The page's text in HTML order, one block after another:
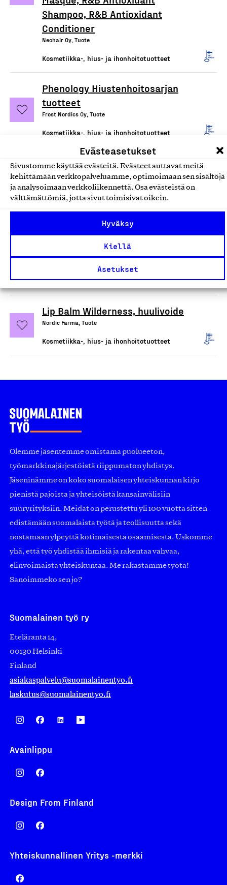
Evästeasetukset
Sivustomme käyttää evästeitä. Evästeet auttavat meitä
kehittämään verkkopalveluamme, optimoimaan sen sisältöjä
ja analysoimaan verkkoliikennettä. Osa evästeistä on
välttämättömiä, jotta sivut toimisivat oikein.
Hyväksy
Kiellä
Asetukset
Shampoo, R&B Antioxidant
Conditioner
Neohair Oy, Tuote
Kosmetiikka-, hius- ja ihonhoitotuotteet
Phenology Hiustenhoitosarjan
tuotteet
Frost Nordics Oy, Tuote
Kosmetiikka-, hius- ja ihonhoitotuotteet
Balance Shampoo Bar,
palashampoo
Nordic Farma, Tuote
Balance Conditioner Bar,
Kosmetiikka-, hius- ja ihonhoitotuotteet
Lip Balm Wilderness, huulivoide
Nordic Farma, Tuote
Kosmetiikka-, hius- ja ihonhoitotuotteet
Olemme jäsentemme omistama puolueeton,
työmarkkinajärjestöistä riippumaton yhdistys.
Jäseninämme on koko suomalaisen yhteiskunnan kirjo
pienistä pajoista ja yhteisöistä kansainvälisiin
suuryrityksiin. Meidät on perustettu yli 100 vuotta sitten
edistämään suomalaista työtä ja teollisuutta sekä
nostamaan ylpeyttä kotimaisesta osaamisesta. Uskomme
yhä, että työ yhdistää ihmisiä ja rakentaa vahvaa,
elinvoimaista yhteiskuntaa. Me rakastamme työtä!
Sanoimmeko sen jo?
Suomalainen työ ry
Eteläranta 14,
00130 Helsinki
Finland
asiakaspalvelu@suomalainentyo.fi
laskutus@suomalainentyo.fi
Avainlippu
Design From Finland
Yhteiskunnallinen Yritys -merkki